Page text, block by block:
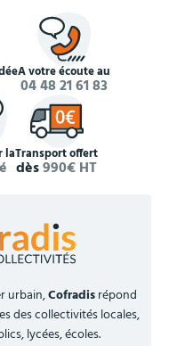
À votre écoute au
04 48 21 61 83
laTransport offert
dès990€ HT
urbain,Cofradisrépond
des collectivités locales,
lycées, écoles.